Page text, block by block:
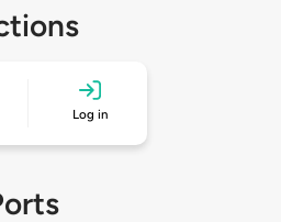
Log in